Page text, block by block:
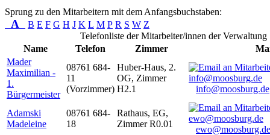
Sprung zu den Mitarbeitern mit dem Anfangsbuchstaben:
A B E F G H J K L M P R S W Z
Telefonliste der Mitarbeiter/innen der Verwaltung
Name
Telefon Zimmer
Mader
Maximilian -
1.
Bürgermeister
08761 684-
11
(Vorzimmer)
Huber-Haus, 2.
OG, Zimmer
H2.1
info@moosburg.de
Adamski
Madeleine
08761 684-
18
Rathaus, EG,
Zimmer R0.01
ewo@moosburg.de